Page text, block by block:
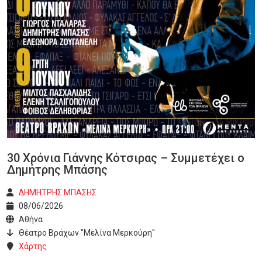
30 Χρόνια Γιάννης Κότσιρας – Συμμετέχει ο
Δημήτρης Μπάσης
ΔΗΜΗΤΡΗΣ ΜΠΑΣΗΣ
08/06/2026
Αθήνα
Θέατρο Βράχων "Μελίνα Μερκούρη"
Χάρτης